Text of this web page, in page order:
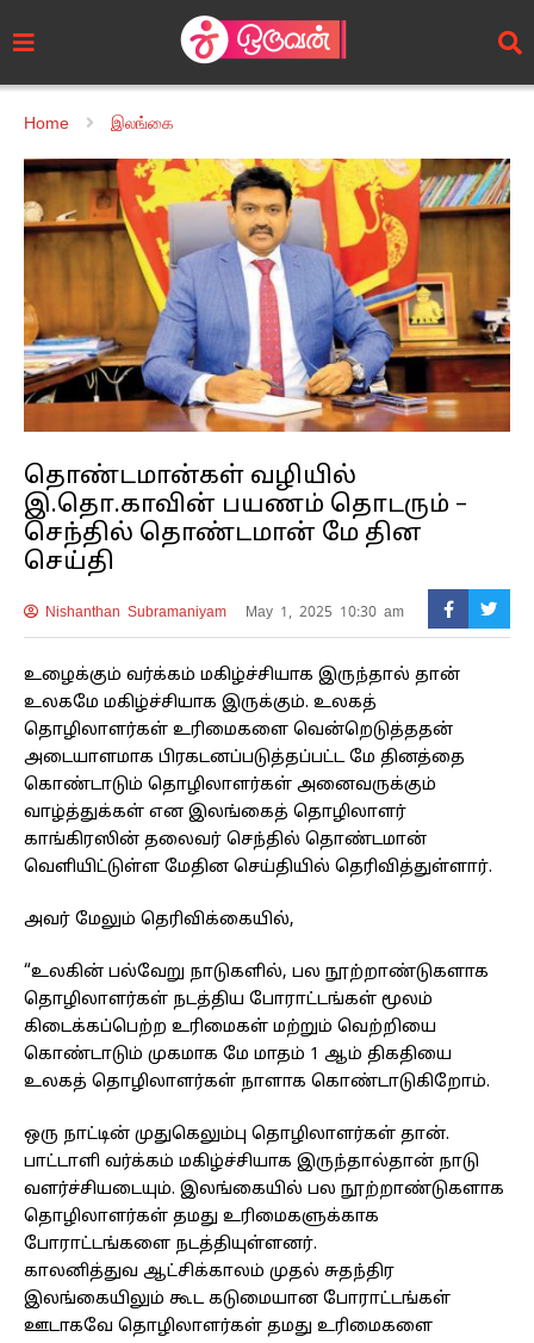
Home இலங்கை
தொண்டமான்கள் வழியில்
இ.தொ.காவின் பயணம் தொடரும் –
செந்தில் தொண்டமான் மே தின
செய்தி
Nishanthan Subramaniyam May 1, 2025 10:30 am
உழைக்கும் வர்க்கம் மகிழ்ச்சியாக இருந்தால் தான்
உலகமே மகிழ்ச்சியாக இருக்கும். உலகத்
தொழிலாளர்கள் உரிமைகளை வென்றெடுத்ததன்
அடையாளமாக பிரகடனப்படுத்தப்பட்ட மே தினத்தை
கொண்டாடும் தொழிலாளர்கள் அனைவருக்கும்
வாழ்த்துக்கள் என இலங்கைத் தொழிலாளர்
காங்கிரஸின் தலைவர் செந்தில் தொண்டமான்
வெளியிட்டுள்ள மேதின செய்தியில் தெரிவித்துள்ளார்.
அவர் மேலும் தெரிவிக்கையில்,
“உலகின் பல்வேறு நாடுகளில், பல நூற்றாண்டுகளாக
தொழிலாளர்கள் நடத்திய போராட்டங்கள் மூலம்
கிடைக்கப்பெற்ற உரிமைகள் மற்றும் வெற்றியை
கொண்டாடும் முகமாக மே மாதம் 1 ஆம் திகதியை
உலகத் தொழிலாளர்கள் நாளாக கொண்டாடுகிறோம்.
ஒரு நாட்டின் முதுகெலும்பு தொழிலாளர்கள் தான்.
பாட்டாளி வர்க்கம் மகிழ்ச்சியாக இருந்தால்தான் நாடு
வளர்ச்சியடையும். இலங்கையில் பல நூற்றாண்டுகளாக
தொழிலாளர்கள் தமது உரிமைகளுக்காக
போராட்டங்களை நடத்தியுள்ளனர்.
காலனித்துவ ஆட்சிக்காலம் முதல் சுதந்திர
இலங்கையிலும் கூட கடுமையான போராட்டங்கள்
ஊடாகவே தொழிலாளர்கள் தமது உரிமைகளை